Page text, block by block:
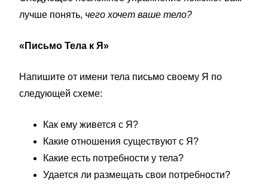
лучше понять, чего хочет ваше тело?
«Письмо Тела к Я»
Напишите от имени тела письмо своему Я по
следующей схеме:
Как ему живется с Я?
Какие отношения существуют с Я?
Какие есть потребности у тела?
Удается ли размещать свои потребности?